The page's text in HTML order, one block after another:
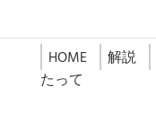
HOME 解説
たって